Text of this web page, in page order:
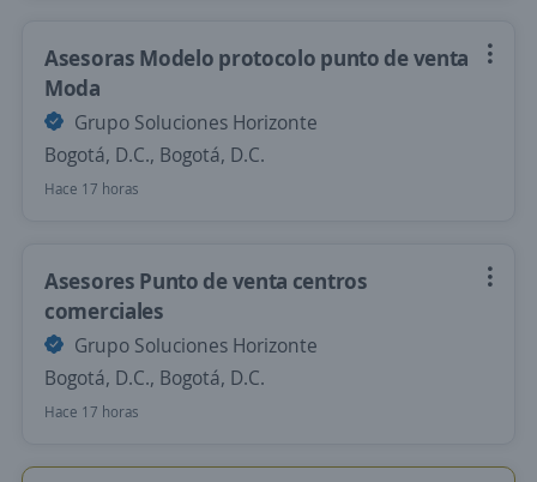
Asesoras Modelo protocolo punto de venta
Moda
Grupo Soluciones Horizonte
Bogotá, D.C., Bogotá, D.C.
Hace 17 horas
Asesores Punto de venta centros
comerciales
Grupo Soluciones Horizonte
Bogotá, D.C., Bogotá, D.C.
Hace 17 horas